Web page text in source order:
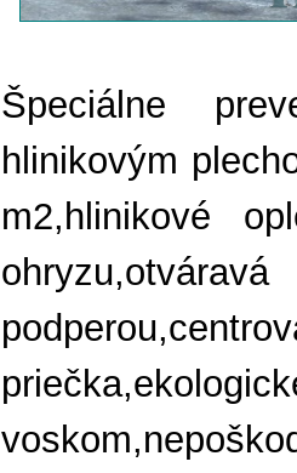
Špeciálne
hlinikovým
m2,hlinikové